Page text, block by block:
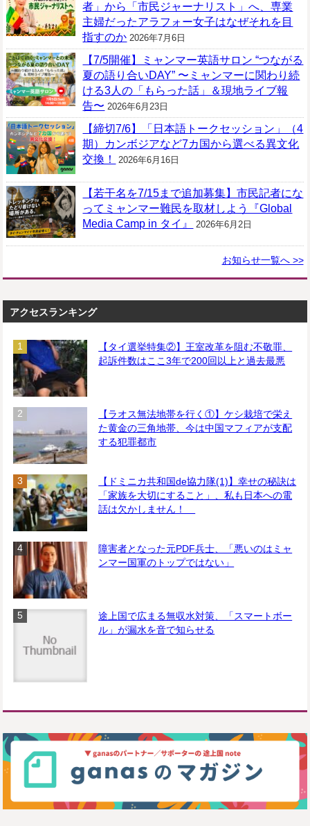
者」から「市民ジャーナリスト」へ、専業
主婦だったアラフォー女子はなぜそれを目
指すのか 2026年7月6日
【7/5開催】ミャンマー英語サロン “つながる
夏の語り合いDAY” 〜ミャンマーに関わり続
ける3人の「もらった話」＆現地ライブ報
告〜 2026年6月23日
【締切7/6】「日本語トークセッション」（4
期）カンボジアなど7カ国から選べる異文化
交換！
2026年6月16日
【若干名を7/15まで追加募集】市民記者にな
ってミャンマー難民を取材しよう『Global
Media Camp in タイ』
2026年6月2日
お知らせ一覧へ >>
アクセスランキング
【タイ選挙特集②】王室改革を阻む不敬罪、
起訴件数はここ3年で200回以上と過去最悪
【ラオス無法地帯を行く①】ケシ栽培で栄え
た黄金の三角地帯、今は中国マフィアが支配
する犯罪都市
【ドミニカ共和国de協力隊(1)】幸せの秘訣は
「家族を大切にすること」、私も日本への電
話は欠かしません！
障害者となった元PDF兵士、「悪いのはミャ
ンマー国軍のトップではない」
途上国で広まる無収水対策、「スマートボー
ル」が漏水を音で知らせる